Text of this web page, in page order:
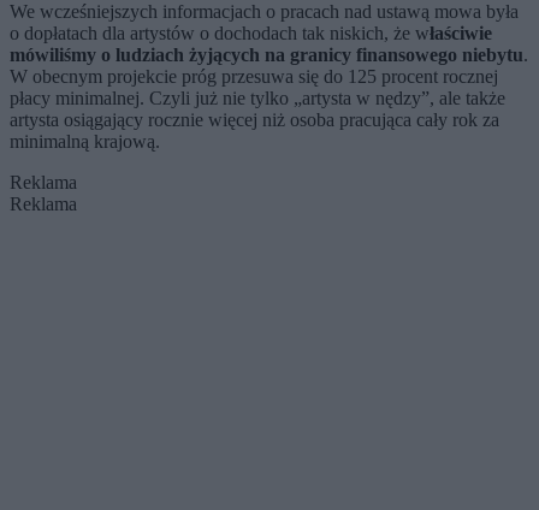
We wcześniejszych informacjach o pracach nad ustawą mowa była
o dopłatach dla artystów o dochodach tak niskich, że właściwie
mówiliśmy o ludziach żyjących na granicy finansowego niebytu.
W obecnym projekcie próg przesuwa się do 125 procent rocznej
płacy minimalnej. Czyli już nie tylko „artysta w nędzy”, ale także
artysta osiągający rocznie więcej niż osoba pracująca cały rok za
minimalną krajową.
Reklama
Reklama